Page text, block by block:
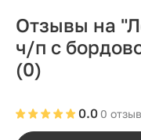
Отзывы на
ч/п с
(0)
0
0.0